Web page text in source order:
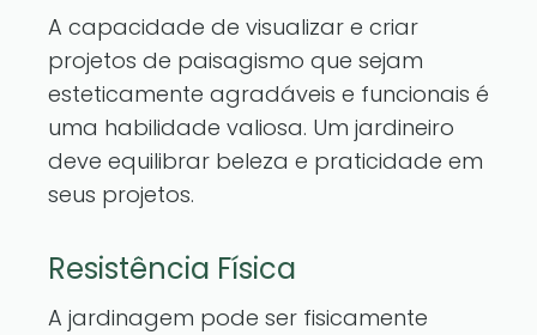
A capacidade de visualizar e criar
projetos de paisagismo que sejam
esteticamente agradáveis e funcionais é
uma habilidade valiosa. Um jardineiro
deve equilibrar beleza e praticidade em
seus projetos.
Resistência Física
A jardinagem pode ser fisicamente